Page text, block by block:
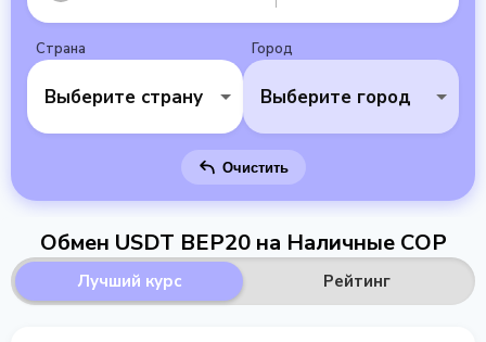
Страна
Выберите страну
Город
Выберите город
Очистить
Обмен USDT BEP20 на Наличные COP
Лучший курс Рейтинг